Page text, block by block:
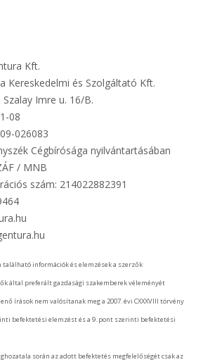
Kft.
Kereskedelmi és Szolgáltató Kft.
Imre u. 16/B.
08
026083
Cégbírósága nyilvántartásában
/ MNB
szám: 214022882391
információk és elemzések a szerzők
által preferált gazdasági szakemberek véleményét
írások nem valósítanak meg a 2007. évi CXXXVIII törvény
befektetési elemzést és a 9. pont szerinti befektetési
során az adott befektetés megfelelőségét csak az